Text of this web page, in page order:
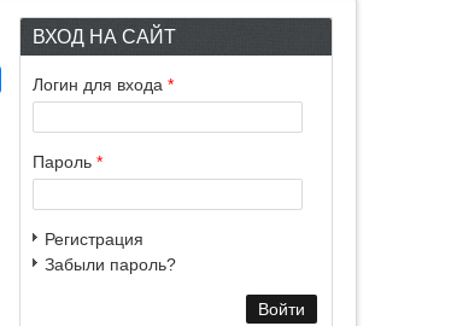
ВХОД НА САЙТ
Логин для входа *
Пароль *
Регистрация
Забыли пароль?